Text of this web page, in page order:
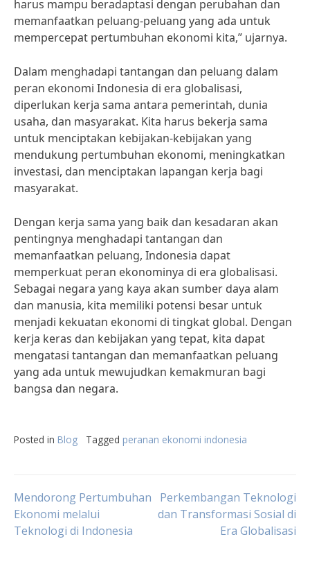
harus mampu beradaptasi dengan perubahan dan
memanfaatkan peluang-peluang yang ada untuk
mempercepat pertumbuhan ekonomi kita,” ujarnya.
Dalam menghadapi tantangan dan peluang dalam
peran ekonomi Indonesia di era globalisasi,
diperlukan kerja sama antara pemerintah, dunia
usaha, dan masyarakat. Kita harus bekerja sama
untuk menciptakan kebijakan-kebijakan yang
mendukung pertumbuhan ekonomi, meningkatkan
investasi, dan menciptakan lapangan kerja bagi
masyarakat.
Dengan kerja sama yang baik dan kesadaran akan
pentingnya menghadapi tantangan dan
memanfaatkan peluang, Indonesia dapat
memperkuat peran ekonominya di era globalisasi.
Sebagai negara yang kaya akan sumber daya alam
dan manusia, kita memiliki potensi besar untuk
menjadi kekuatan ekonomi di tingkat global. Dengan
kerja keras dan kebijakan yang tepat, kita dapat
mengatasi tantangan dan memanfaatkan peluang
yang ada untuk mewujudkan kemakmuran bagi
bangsa dan negara.
Posted in Blog Tagged peranan ekonomi indonesia
Post
navigation
Mendorong Pertumbuhan
Ekonomi melalui
Teknologi di Indonesia
Perkembangan Teknologi
dan Transformasi Sosial di
Era Globalisasi